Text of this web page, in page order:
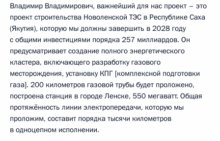
Владимир Владимирович, важнейший для нас проект – это
проект строительства Новоленской ТЭС в Республике Саха
(Якутия), которую мы должны завершить в 2028 году
с общими инвестициями порядка 257 миллиардов. Он
предусматривает создание полного энергетического
кластера, включающего разработку газового
месторождения, установку КПГ [комплексной подготовки
газа]. 200 километров газовой трубы будет проложено,
построена станция в городе Ленске, 550 мегаватт. Общая
протяжённость линии электропередачи, которую мы
проложим, составит порядка тысячи километров
в одноцепном исполнении.